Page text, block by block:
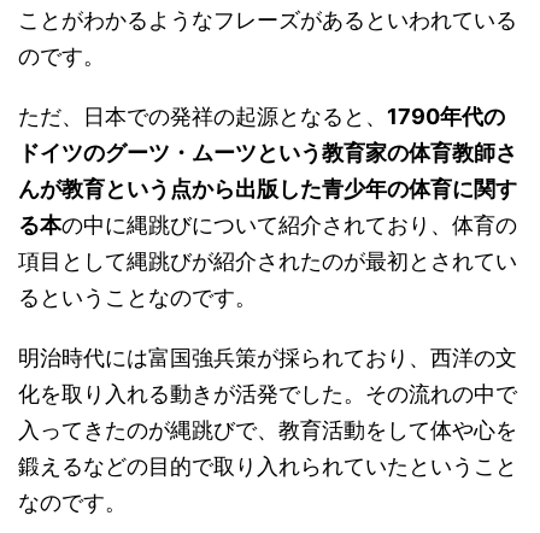
ことがわかるようなフレーズがあるといわれている
のです。
ただ、日本での発祥の起源となると、 1790年代の
ドイツのグーツ・ムーツという教育家の体育教師さ
んが教育という点から出版した青少年の体育に関す
る本の中に縄跳びについて紹介されており、体育の
項目として縄跳びが紹介されたのが最初とされてい
るということなのです。
明治時代には富国強兵策が採られており、西洋の文
化を取り入れる動きが活発でした。その流れの中で
入ってきたのが縄跳びで、教育活動をして体や心を
鍛えるなどの目的で取り入れられていたということ
なのです。